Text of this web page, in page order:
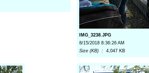
IMG_3238.JPG
8/15/2018 8:36:26 AM
Size (KB) : 4,047 KB